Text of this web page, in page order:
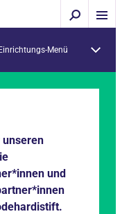
Einrichtungs-Menü
unseren
und